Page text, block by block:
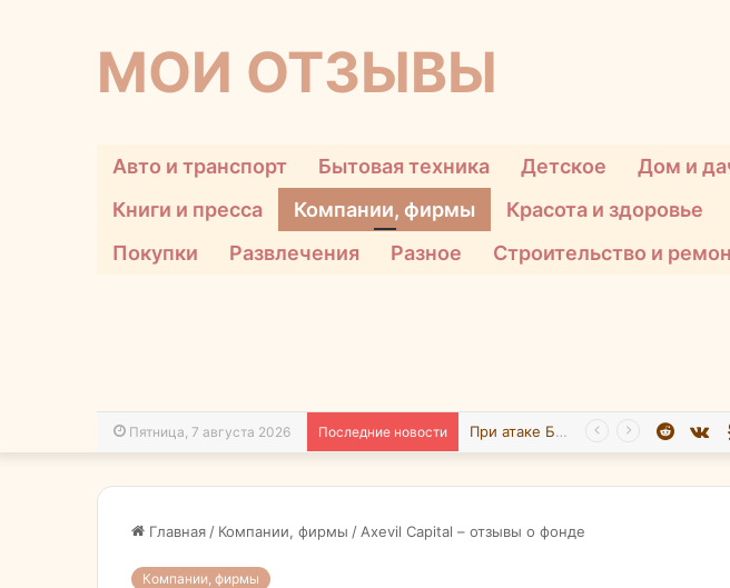
МОИ ОТЗЫВЫ
Авто и транспорт Бытовая техника Детское Дом и
Книги и пресса
Компании, фирмы Красота и здоровье
Покупки
Развлечения Разное Строительство и
Пятница, 7 августа 2026 Последние новости При атаке БПЛА на Подмосковье пострадали 26 человек Reddit
Главная / Компании, фирмы / Axevil Capital – отзывы о фонде
Компании, фирмы